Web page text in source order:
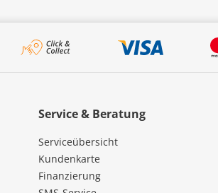
Service & Beratung
Serviceübersicht
Kundenkarte
Finanzierung